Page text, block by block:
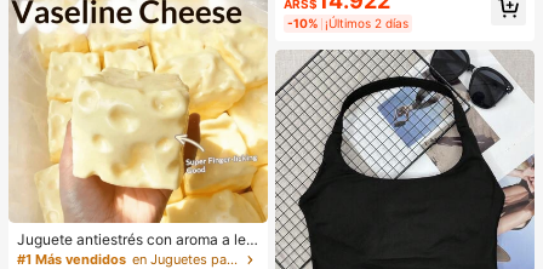
Juguete antiestrés con aroma a lec
he dulce de TPR suave y esponjoso
#1 Más vendidos
en Juguetes para apretar para adolescentes
vacaciones, ciclismo, gimnasio, fitn
ess, yoga, pilates y uso casual diari
ARS$
-10% ¡Últimos 2 días